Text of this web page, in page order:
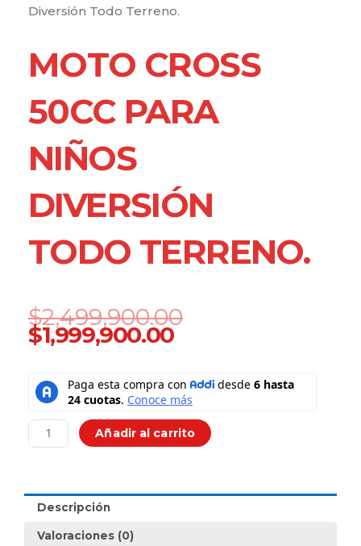
Diversión Todo Terreno.
MOTO CROSS
50CC PARA
NIÑOS
DIVERSIÓN
TODO TERRENO.
$2,499,900.00Original
$1,999,900.00
Current
price
Cross
Para
Niños
Terreno.
cantidad
Añadir al carrito
Descripción
Valoraciones (0)